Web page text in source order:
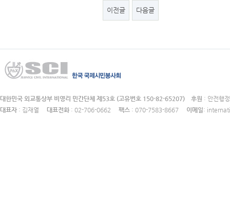
이전글 다음글
대한민국 외교통상부 비영리 민간단체 제53호 (고유번호 150-82-65207) 후원 : 안전
대표자 : 김재열 대표전화 : 02-706-0662 팩스 : 070-7583-8667 이메일: